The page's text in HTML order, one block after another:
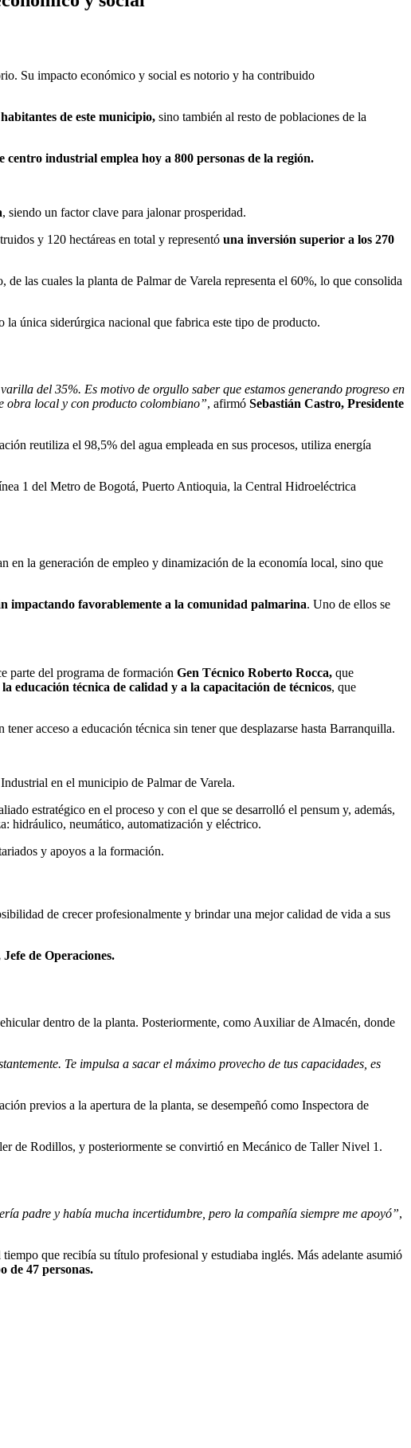
Su impacto económico y social es notorio y ha contribuido
habitantes de este municipio, sino también al resto de poblaciones de la
centro industrial emplea hoy a 800 personas de la región.
, siendo un factor clave para jalonar prosperidad.
y 120 hectáreas en total y representó una inversión superior a los 270
las cuales la planta de Palmar de Varela representa el 60%, lo que consolida
única siderúrgica nacional que fabrica este tipo de producto.
del 35%. Es motivo de orgullo saber que estamos generando progreso en
obra local y con producto colombiano”, afirmó Sebastián Castro, Presidente
reutiliza el 98,5% del agua empleada en sus procesos, utiliza energía
1 del Metro de Bogotá, Puerto Antioquia, la Central Hidroeléctrica
en la generación de empleo y dinamización de la economía local, sino que
impactando favorablemente a la comunidad palmarina. Uno de ellos se
parte del programa de formación Gen Técnico Roberto Rocca, que
educación técnica de calidad y a la capacitación de técnicos, que
tener acceso a educación técnica sin tener que desplazarse hasta Barranquilla.
en el municipio de Palmar de Varela.
estratégico en el proceso y con el que se desarrolló el pensum y, además,
hidráulico, neumático, automatización y eléctrico.
y apoyos a la formación.
de crecer profesionalmente y brindar una mejor calidad de vida a sus
de Operaciones.
dentro de la planta. Posteriormente, como Auxiliar de Almacén, donde
Te impulsa a sacar el máximo provecho de tus capacidades, es
previos a la apertura de la planta, se desempeñó como Inspectora de
de Rodillos, y posteriormente se convirtió en Mecánico de Taller Nivel 1.
padre y había mucha incertidumbre, pero la compañía siempre me apoyó”,
que recibía su título profesional y estudiaba inglés. Más adelante asumió
de 47 personas.